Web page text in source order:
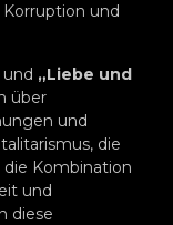
und
und „Liebe und
über
und
die
Kombination
und
diese